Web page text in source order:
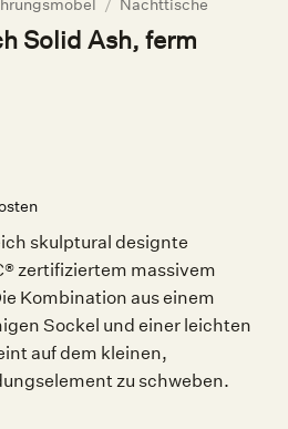
/ Nachttische
Solid Ash, ferm
skulptural designte
zertifiziertem massivem
Kombination aus einem
Sockel und einer leichten
auf dem kleinen,
zu schweben.